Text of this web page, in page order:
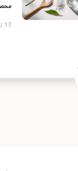
17 تیر 1405